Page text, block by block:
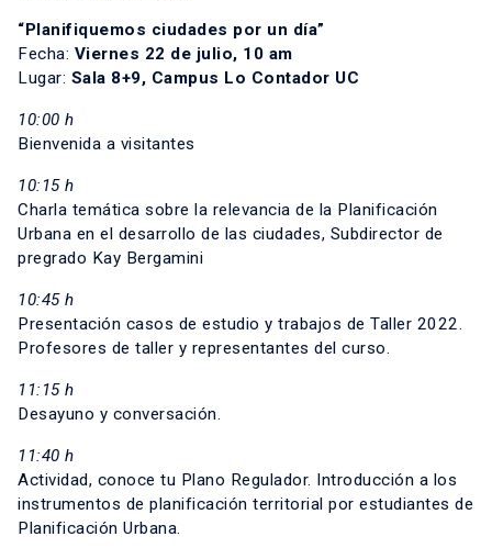
“Planifiquemos ciudades por un día”
Fecha: Viernes 22 de julio, 10 am
Lugar: Sala 8+9, Campus Lo Contador UC
10:00 h
Bienvenida a visitantes
10:15 h
Charla temática sobre la relevancia de la Planificación
Urbana en el desarrollo de las ciudades, Subdirector de
pregrado Kay Bergamini
10:45 h
Presentación casos de estudio y trabajos de Taller 2022.
Profesores de taller y representantes del curso.
11:15 h
Desayuno y conversación.
11:40 h
Actividad, conoce tu Plano Regulador. Introducción a los
instrumentos de planificación territorial por estudiantes de
Planificación Urbana.